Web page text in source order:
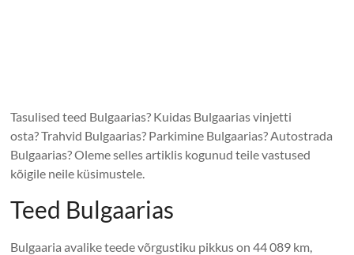
Tasulised teed Bulgaarias? Kuidas Bulgaarias vinjetti
osta? Trahvid Bulgaarias? Parkimine Bulgaarias? Autostrada
Bulgaarias? Oleme selles artiklis kogunud teile vastused
kõigile neile küsimustele.
Teed Bulgaarias
Bulgaaria avalike teede võrgustiku pikkus on 44 089 km,